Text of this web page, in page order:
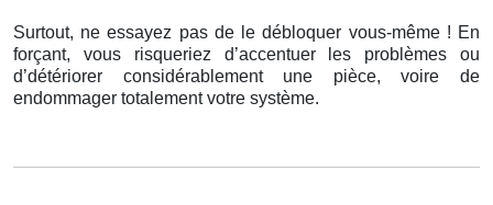
Surtout, ne essayez pas de le débloquer vous-même ! En
forçant, vous risqueriez d’accentuer les problèmes ou
d’détériorer considérablement une pièce, voire de
endommager totalement votre système.